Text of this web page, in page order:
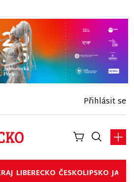
Přihlásit se
LIBERECKO ČESKOLIPSKO